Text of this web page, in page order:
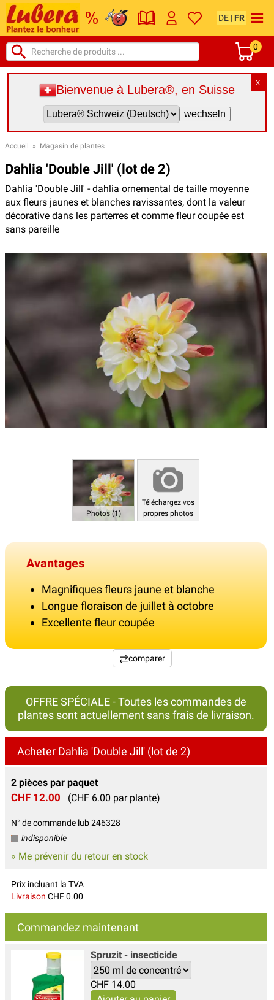
DE | FR
0
X
Bienvenue à Lubera®, en Suisse
Accueil » Magasin de plantes
Dahlia 'Double Jill' (lot de 2)
Dahlia 'Double Jill' - dahlia ornemental de taille moyenne
aux fleurs jaunes et blanches ravissantes, dont la valeur
décorative dans les parterres et comme fleur coupée est
sans pareille
Photos (1)
Téléchargez vos
propres photos
Avantages
Magnifiques fleurs jaune et blanche
Longue floraison de juillet à octobre
Excellente fleur coupée
comparer
OFFRE SPÉCIALE - Toutes les commandes de
plantes sont actuellement sans frais de livraison.
Acheter Dahlia 'Double Jill' (lot de 2)
2 pièces par paquet
CHF 12.00 (CHF 6.00 par plante)
N° de commande lub 246328
indisponible
» Me prévenir du retour en stock
Prix incluant la TVA
Livraison CHF 0.00
Commandez maintenant
Spruzit - insecticide
CHF 14.00